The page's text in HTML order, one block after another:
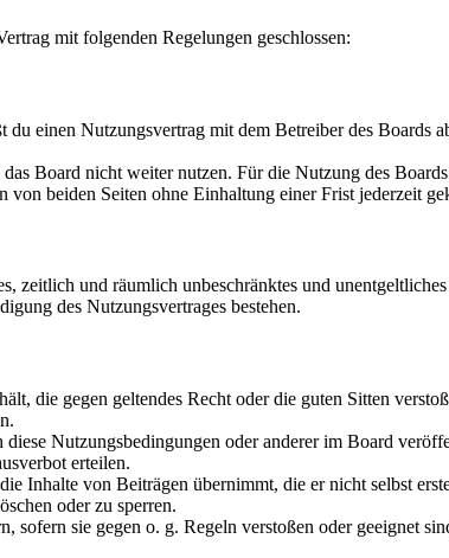
mit folgenden Regelungen geschlossen:
einen Nutzungsvertrag mit dem Betreiber des Boards
Board nicht weiter nutzen. Für die Nutzung des
beiden Seiten ohne Einhaltung einer Frist jederzeit
zeitlich und räumlich unbeschränktes und
des Nutzungsvertrages bestehen.
die gegen geltendes Recht oder die guten Sitten
Nutzungsbedingungen oder anderer im Board
erteilen.
Inhalte von Beiträgen übernimmt, die er nicht selbst
oder zu sperren.
sofern sie gegen o. g. Regeln verstoßen oder geeignet